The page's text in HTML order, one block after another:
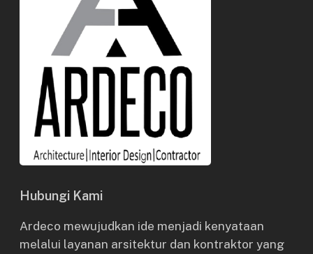
Hubungi Kami
Ardeco mewujudkan ide menjadi kenyataan
melalui layanan arsitektur dan kontraktor yang